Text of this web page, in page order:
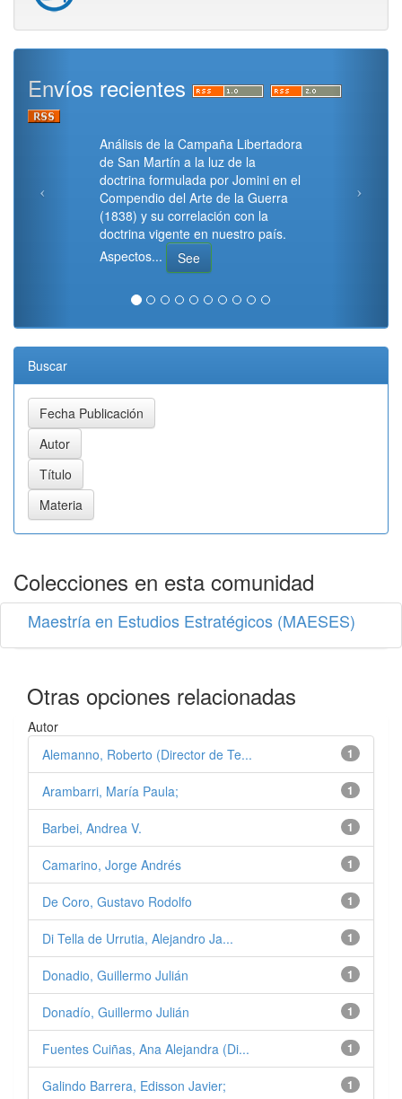
Envíos recientes
Análisis de la Campaña Libertadora
de San Martín a la luz de la
doctrina formulada por Jomini en el
Compendio del Arte de la Guerra
(1838) y su correlación con la
doctrina vigente en nuestro país.
Aspectos...
See
Buscar
Colecciones en esta comunidad
Maestría en Estudios Estratégicos (MAESES)
Otras opciones relacionadas
Autor
1
Alemanno, Roberto (Director de Te...
1
Arambarri, María Paula;
1
Barbei, Andrea V.
1
Camarino, Jorge Andrés
1
De Coro, Gustavo Rodolfo
1
Di Tella de Urrutia, Alejandro Ja...
1
Donadio, Guillermo Julián
1
Donadío, Guillermo Julián
1
Fuentes Cuiñas, Ana Alejandra (Di...
1
Galindo Barrera, Edisson Javier;